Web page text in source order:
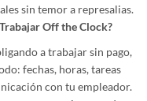
sin temor a represalias.
Off the Clock?
a trabajar sin pago,
fechas, horas, tareas
con tu empleador.